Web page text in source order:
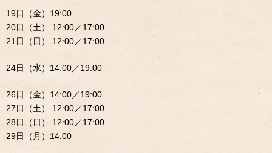
19日（金）19:00
20日（土） 12:00／17:00
21日（日） 12:00／17:00
24日（水）14:00／19:00
26日（金）14:00／19:00
27日（土） 12:00／17:00
28日（日） 12:00／17:00
29日（月）14:00